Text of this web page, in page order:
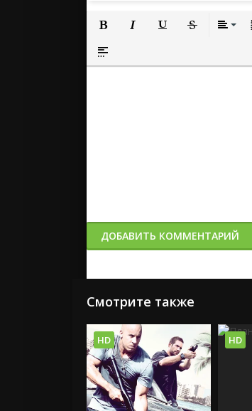
Полужирный
Вставка спойлера
ДОБАВИТЬ КОММЕНТАРИЙ
Смотрите также
HD HD